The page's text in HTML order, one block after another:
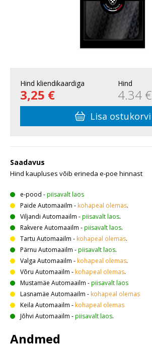
Hind kliendikaardiga
3,25 €
Hind
4.34 €
Lisa ostukorvi
Saadavus
Hind kaupluses võib erineda e-poe hinnast
e-pood -piisavalt laos
Paide Automaailm - kohapeal olemas.
Viljandi Automaailm -piisavalt laos.
Rakvere Automaailm -piisavalt laos.
Tartu Automaailm - kohapeal olemas.
Pärnu Automaailm -piisavalt laos.
Valga Automaailm - kohapeal olemas.
Võru Automaailm - kohapeal olemas.
Mustamäe Automaailm -piisavalt laos
Lasnamäe Automaailm - kohapeal olemas
Keila Automaailm - kohapeal olemas
Jõhvi Automaailm -piisavalt laos.
Andmed